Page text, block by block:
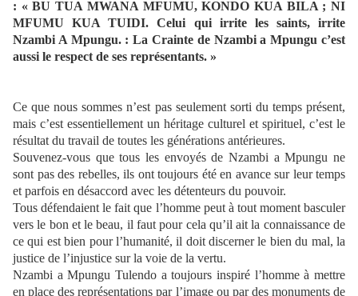
: « BU TUA MWANA MFUMU, KONDO KUA BILA ; NI
MFUMU KUA TUIDI. Celui qui irrite les saints, irrite
Nzambi A Mpungu. : La Crainte de Nzambi a Mpungu c’est
aussi le respect de ses représentants. »
Ce que nous sommes n’est pas seulement sorti du temps présent,
mais c’est essentiellement un héritage culturel et spirituel, c’est le
résultat du travail de toutes les générations antérieures.
Souvenez-vous que tous les envoyés de Nzambi a Mpungu ne
sont pas des rebelles, ils ont toujours été en avance sur leur temps
et parfois en désaccord avec les détenteurs du pouvoir.
Tous défendaient le fait que l’homme peut à tout moment basculer
vers le bon et le beau, il faut pour cela qu’il ait la connaissance de
ce qui est bien pour l’humanité, il doit discerner le bien du mal, la
justice de l’injustice sur la voie de la vertu.
Nzambi a Mpungu Tulendo a toujours inspiré l’homme à mettre
en place des représentations par l’image ou par des monuments de